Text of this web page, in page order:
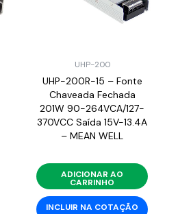
UHP-200
UHP-200R-15 – Fonte
Chaveada Fechada
201W 90-264VCA/127-
370VCC Saída 15V-13.4A
– MEAN WELL
ADICIONAR AO
CARRINHO
INCLUIR NA COTAÇÃO